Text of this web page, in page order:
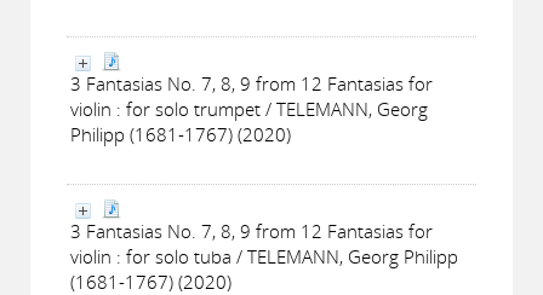
3 Fantasias No. 7, 8, 9 from 12 Fantasias for
violin : for solo trumpet / TELEMANN, Georg
Philipp (1681-1767) (2020)
3 Fantasias No. 7, 8, 9 from 12 Fantasias for
violin : for solo tuba / TELEMANN, Georg Philipp
(1681-1767) (2020)